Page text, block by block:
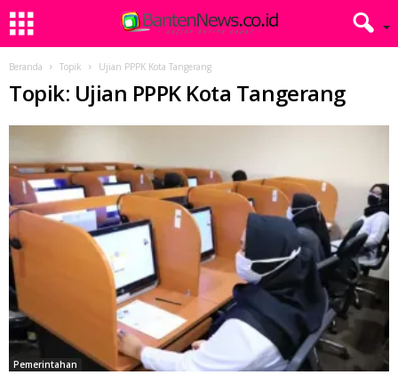
Beranda Topik Ujian PPPK Kota Tangerang
Topik: Ujian PPPK Kota Tangerang
Pemerintahan